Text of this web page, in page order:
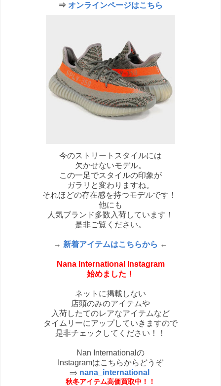
⇒ オンラインページはこちら
今のストリートスタイルには
欠かせないモデル。
この一足でスタイルの印象が
ガラリと変わりますね。
それほどの存在感を持つモデルです！
他にも
人気ブランド多数入荷しています！
是非ご覧ください。
→ 新着アイテムはこちらから ←
Nana International Instagram
始めました！
ネットに掲載しない
店頭のみのアイテムや
入荷したてのレアなアイテムなど
タイムリーにアップしていきますので
是非チェックしてください！！
Nan Internationalの
Instagramはこちらからどうぞ
⇒ nana_international
秋冬アイテム高価買取中！！